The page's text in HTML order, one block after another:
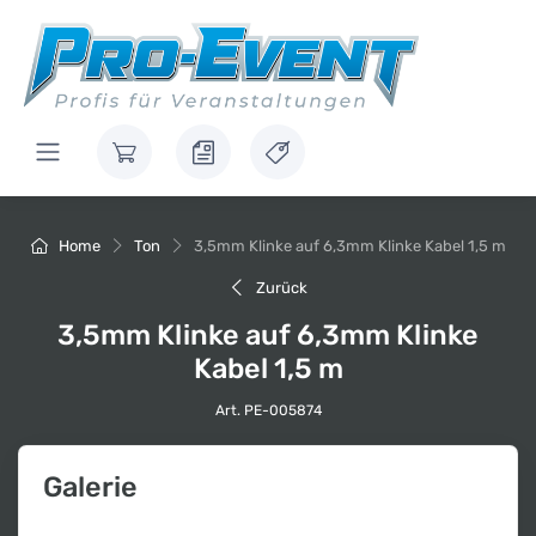
Home Ton 3,5mm Klinke auf 6,3mm Klinke Kabel 1,5 m
Zurück
3,5mm Klinke auf 6,3mm Klinke
Kabel 1,5 m
Art. PE-005874
Galerie